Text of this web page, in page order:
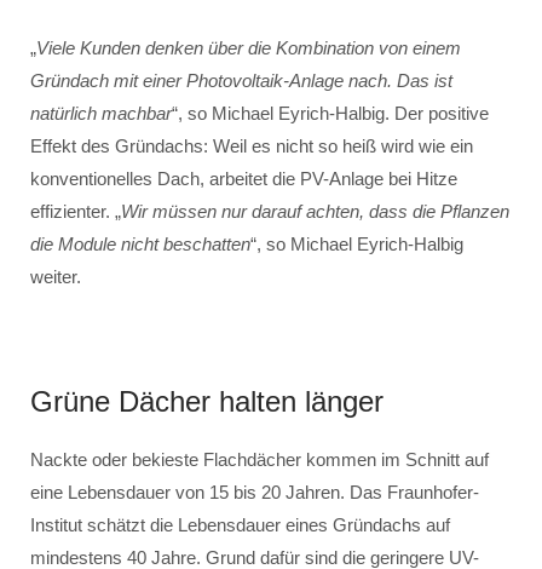
„Viele Kunden denken über die Kombination von einem
Gründach mit einer Photovoltaik-Anlage nach. Das ist
natürlich machbar“, so Michael Eyrich-Halbig. Der positive
Effekt des Gründachs: Weil es nicht so heiß wird wie ein
konventionelles Dach, arbeitet die PV-Anlage bei Hitze
effizienter. „Wir müssen nur darauf achten, dass die Pflanzen
die Module nicht beschatten“, so Michael Eyrich-Halbig
weiter.
Grüne Dächer halten länger
Nackte oder bekieste Flachdächer kommen im Schnitt auf
eine Lebensdauer von 15 bis 20 Jahren. Das Fraunhofer-
Institut schätzt die Lebensdauer eines Gründachs auf
mindestens 40 Jahre. Grund dafür sind die geringere UV-